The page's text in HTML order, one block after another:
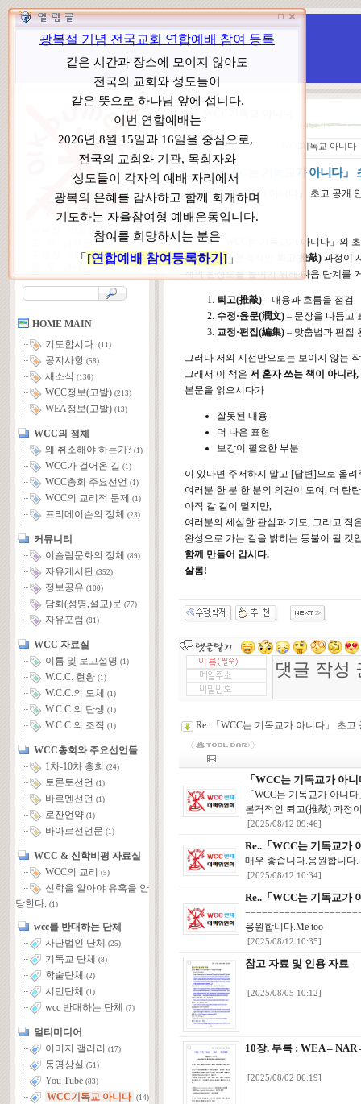
WCC 고발(반대)운동본부
특별 WCC 반대 대책 위원회
본부장 : 박동호 목사
고 문 : 남성운 목사
위원장 : 이상원 목사
총 무 : 권태섭 목사
HOME MAIN
기도합시다. (11)
공지사항 (58)
새소식 (136)
WCC정보(고발) (213)
WEA정보(고발) (13)
WCC의 정체
왜 취소해야 하는가? (1)
WCC가 걸어온 길 (1)
WCC총회 주요선언 (1)
WCC의 교리적 문제 (1)
프리메이슨의 정체 (23)
커뮤니티
이슬람문화의 정체
(89)
자유게시판 (352)
정보공유 (100)
담화(성명,설교)문 (77)
자유포럼 (81)
WCC 자료실
이름 및 로고설명 (1)
W.C.C. 현황 (1)
W.C.C.의 모체 (1)
W.C.C.의 탄생 (1)
W.C.C.의 조직 (1)
WCC총회와 주요선언들
1차-10차 총회 (24)
토론토선언 (1)
바르멘선언 (1)
로잔언약 (1)
바아르선언문 (1)
WCC & 신학비평 자료실
WCC의 교리
(5)
신학을 알아야 유혹을 안
당한다. (1)
wcc를 반대하는 단체
사단법인 단체
(25)
기독교 단체 (8)
학술단체 (2)
시민단체 (1)
wcc 반대하는 단체 (7)
멀티미디어
이미지 갤러리
(17)
동영상실 (51)
You Tube (83)
WCC기독교 아니다 (14)
ㆍ분 류 WCC기독교 아니다
“ 「WCC는 기독교가 아니다」
「WCC는 기독교가 아니다」 초고 공개
드디어 「WCC는 기독교가 아니다」의
이제부터는 본격적인
퇴고(推敲) 과정이
책의 완성도를 높이기 위해 다음 단계를
퇴고(推敲) – 내용과 흐름을 점검
수정·윤문(潤文) – 문장을 다듬고
교정·편집(編集) – 맞춤법과 편집
그러나 저의 시선만으로는 보이지 않는
그래서 이 책은저 혼자 쓰는 책이 아니라
본문을 읽으시다가
잘못된 내용
더 나은 표현
보강이 필요한 부분
이 있다면 주저하지 말고 [답변]으로 올려
여러분 한 분 한 분의 의견이 모여, 더 탄
아직 갈 길이 멀지만,
여러분의 세심한 관심과 기도, 그리고 작
완성으로 가는 길을 밝히는 등불이 될 것
함께 만들어 갑시다.
살롬!
Re..「WCC는 기독교가 아니다」 초고
「WCC는 기독교가 아
「WCC는 기독교가 아니
본격적인 퇴고(推敲) 과정
[2025/08/12 09:46]
Re..「WCC는 기독교가
매우 좋습니다.응원합니다.
[2025/08/12 10:34]
Re..「WCC는 기독교가
응원합니다.Me too
[2025/08/12 10:35]
참고 자료 및 인용 자료
[2025/08/05 10:12]
10장. 부록 : WEA – NAR
[2025/08/02 06:19]